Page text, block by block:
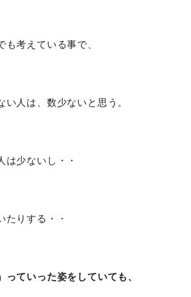
考えている事で、
人は、数少ないと思う。
は少ないし・・
たりする・・
ていった姿をしていても、